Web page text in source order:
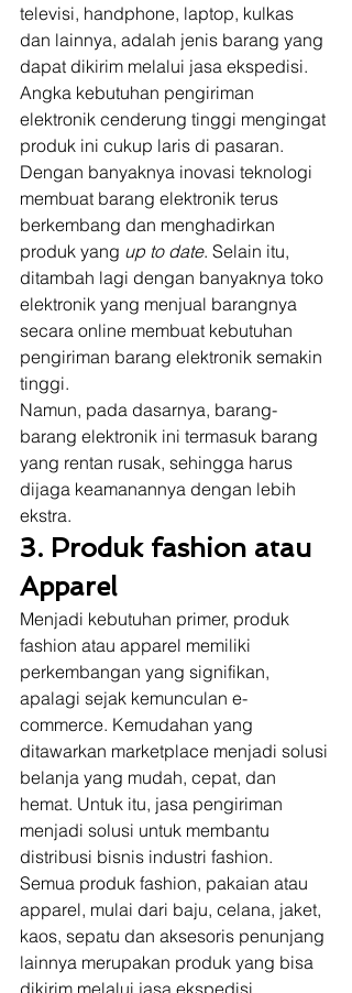
televisi, handphone, laptop, kulkas
dan lainnya, adalah jenis barang yang
dapat dikirim melalui jasa ekspedisi.
Angka kebutuhan pengiriman
elektronik cenderung tinggi mengingat
produk ini cukup laris di pasaran.
Dengan banyaknya inovasi teknologi
membuat barang elektronik terus
berkembang dan menghadirkan
produk yang up to date. Selain itu,
ditambah lagi dengan banyaknya toko
elektronik yang menjual barangnya
secara online membuat kebutuhan
pengiriman barang elektronik semakin
tinggi.
Namun, pada dasarnya, barang-
barang elektronik ini termasuk barang
yang rentan rusak, sehingga harus
dijaga keamanannya dengan lebih
ekstra.
3. Produk fashion atau
Apparel
Menjadi kebutuhan primer, produk
fashion atau apparel memiliki
perkembangan yang signifikan,
apalagi sejak kemunculan e-
commerce. Kemudahan yang
ditawarkan marketplace menjadi solusi
belanja yang mudah, cepat, dan
hemat. Untuk itu, jasa pengiriman
menjadi solusi untuk membantu
distribusi bisnis industri fashion.
Semua produk fashion, pakaian atau
apparel, mulai dari baju, celana, jaket,
kaos, sepatu dan aksesoris penunjang
lainnya merupakan produk yang bisa